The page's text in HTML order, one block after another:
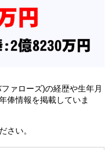
ァローズ)の経歴や生年月
俸情報を掲載していま
さい。